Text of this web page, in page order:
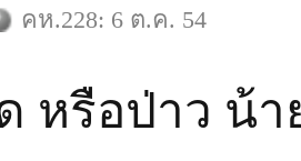
คห.228: 6 ต.ค. 54
หรือป่าว น้